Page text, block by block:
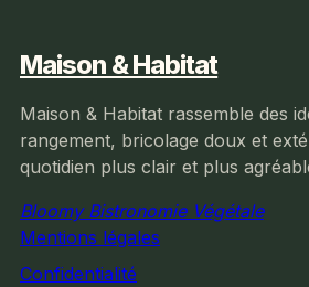
Maison & Habitat
Maison & Habitat rassemble des
rangement, bricolage doux et
quotidien plus clair et plus
Bloomy Bistronomie Végétale
Mentions légales
Confidentialité